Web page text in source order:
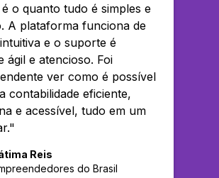
é o quanto tudo é simples e
A plataforma funciona de
e o suporte é
ágil e atencioso. Foi
ver como é possível
contabilidade eficiente,
e acessível, tudo em um
"
Reis
do Brasil